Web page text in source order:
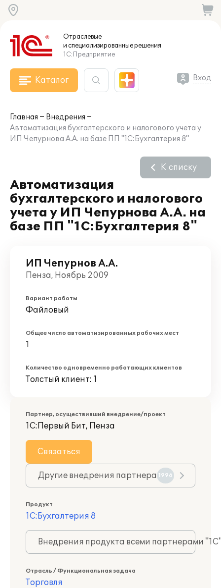
Отраслевые
и специализированныерешения
1С:Предприятие
Каталог Вход
Главная
Внедрения
Автоматизация бухгалтерского и налогового учета у
ИП Чепурнова А.А. на базе ПП "1С:Бухгалтерия 8"
Автоматизация
бухгалтерского и налогового
учета у ИП Чепурнова А.А. на
базе ПП "1С:Бухгалтерия 8"
К списку
ИП Чепурнов А.А.
Пенза, Ноябрь 2009
Вариант работы
Файловый
Общее число автоматизированных рабочих мест
1
Количество одновременно работающих клиентов
Толстый клиент: 1
Партнер, осуществивший внедрение/проект
1С:Первый Бит, Пенза
Связаться
Другие внедрения партнера 1996
Продукт
1С:Бухгалтерия 8
Внедрения продукта всеми партнерами
Отрасль / Функциональная задача
Торговля